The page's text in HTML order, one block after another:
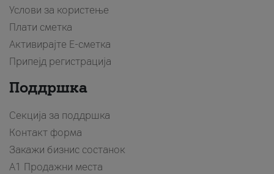
Услови за користење
Плати сметка
Активирајте Е-сметка
Припејд регистрација
Поддршка
Секција за поддршка
Контакт форма
Закажи бизнис состанок
A1 Продажни места